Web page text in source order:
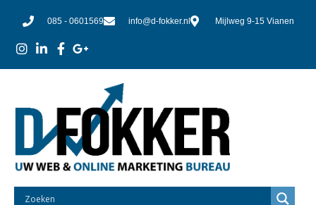
085 - 0601569 info@d-fokker.nl Mijlweg 9-15 Vianen